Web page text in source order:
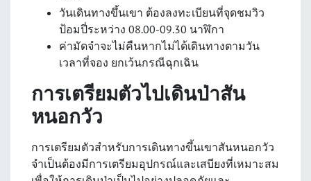
วันเดินทางขึ้นเขา ต้องลงทะเบียนที่จุดชมวิว
ป้อมปี่ระหว่าง 08.00-09.30 นาฬิกา
ค่ามัดจำจะไม่คืนหากไม่ได้เดินทางตามวัน
เวลาที่จอง ยกเว้นกรณีฉุกเฉิน
การเตรียมตัวไปเดินป่าสัน
หนอกวัว
การเตรียมตัวสำหรับการเดินทางขึ้นเขาสันหนอกวัว
จำเป็นต้องมีการเตรียมอุปกรณ์และเสบียงที่เหมาะสม